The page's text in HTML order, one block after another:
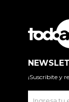
¡Suscribite y